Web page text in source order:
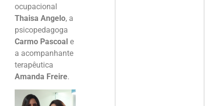
ocupacional
Thaisa Angelo, a
psicopedagoga
Carmo Pascoal e
a acompanhante
terapêutica
Amanda Freire.